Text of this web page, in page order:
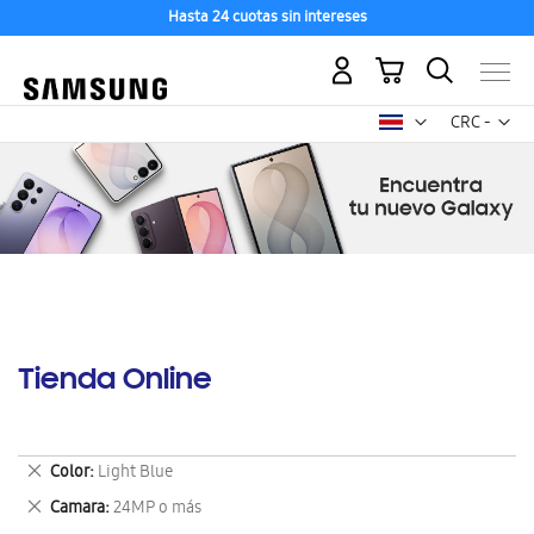
Hasta 24 cuotas sin intereses
CRC -
colón
Mi carrito
Tienda Online
Color Light Blue
Eliminar
este
artículo
Camara 24MP o más
Eliminar